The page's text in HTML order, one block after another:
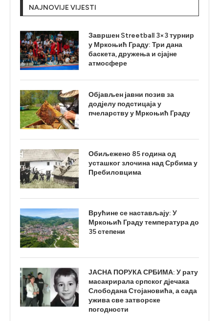
NAJNOVIJE VIJESTI
Завршен Streetball 3×3 турнир
у Мркоњић Граду: Три дана
баскета, дружења и сјајне
атмосфере
Објављен јавни позив за
додјелу подстицаја у
пчеларству у Мркоњић Граду
Обиљежено 85 година од
усташког злочина над Србима у
Пребиловцима
Врућине се настављају: У
Мркоњић Граду температура до
35 степени
ЈАСНА ПОРУКА СРБИМА: У рату
масакрирала српског дјечака
Слободана Стојановића, а сада
ужива све затворске
погодности